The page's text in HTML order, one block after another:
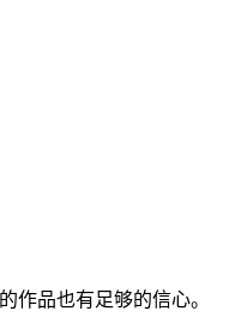
作品也有足够的信心。